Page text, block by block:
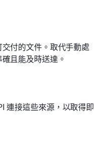
付的文件。取代手動處
且能及時送達。
連接這些來源，以取得即